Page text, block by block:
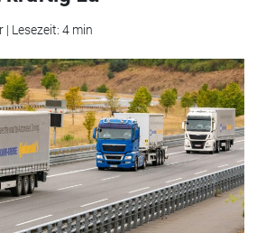
Lesezeit: 4 min